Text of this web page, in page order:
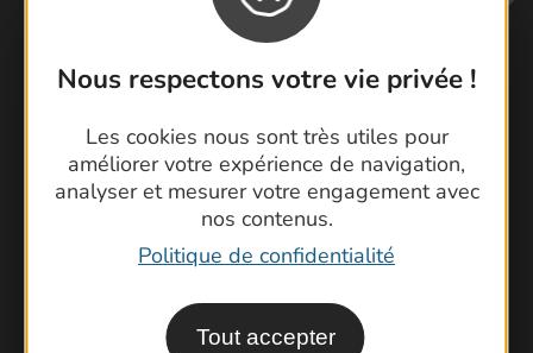
Nous respectons votre vie privée !
Les cookies nous sont très utiles pour
améliorer votre expérience de navigation,
analyser et mesurer votre engagement avec
nos contenus.
Politique de confidentialité
Tout accepter
Contactez-nous !
Foire aux questions
Brochures
Cartoguides et Topoguides
Latitude Gard